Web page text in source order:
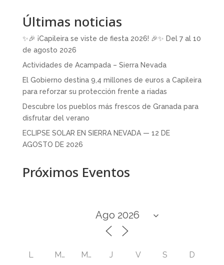
Últimas noticias
✨🎉 ¡Capileira se viste de fiesta 2026! 🎉✨ Del 7 al 10
de agosto 2026
Actividades de Acampada – Sierra Nevada
El Gobierno destina 9,4 millones de euros a Capileira
para reforzar su protección frente a riadas
Descubre los pueblos más frescos de Granada para
disfrutar del verano
ECLIPSE SOLAR EN SIERRA NEVADA — 12 DE
AGOSTO DE 2026
Próximos Eventos
L M M J V S D